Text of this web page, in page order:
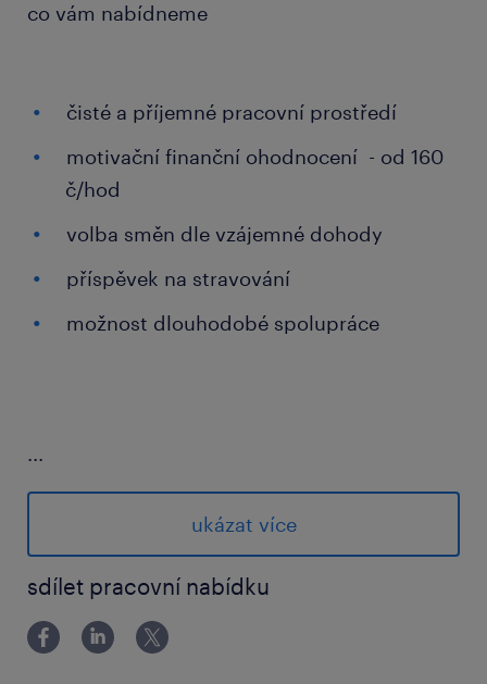
co vám nabídneme
čisté a příjemné pracovní prostředí
motivační finanční ohodnocení - od 160
č/hod
volba směn dle vzájemné dohody
příspěvek na stravování
možnost dlouhodobé spolupráce
...
co od vás očekáváme
věk nad 18 let
ukázat více
sdílet pracovní nabídku